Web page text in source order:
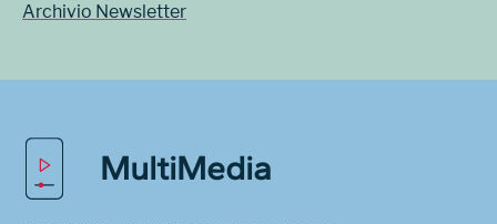
Archivio Newsletter
MultiMedia